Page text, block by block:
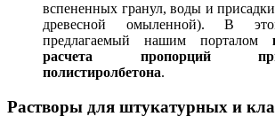
вспененных гранул, воды и
древесной омыленной). В
предлагаемый нашим порталом
расчета пропорций
полистиролбетона.
Растворы для штукатурных и